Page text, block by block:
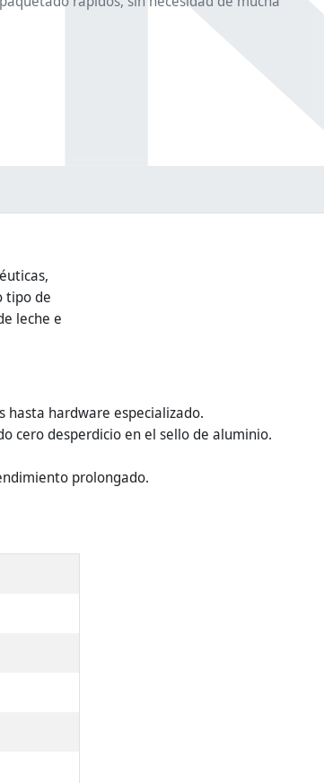
tipo de
leche e
hasta hardware especializado.
cero desperdicio en el sello de aluminio.
prolongado.